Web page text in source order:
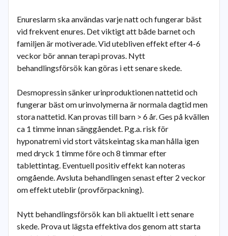
Enureslarm ska användas varje natt och fungerar bäst
vid frekvent enures. Det viktigt att både barnet och
familjen är motiverade. Vid utebliven effekt efter 4-6
veckor bör annan terapi provas. Nytt
behandlingsförsök kan göras i ett senare skede.
Desmopressin sänker urinproduktionen nattetid och
fungerar bäst om urinvolymerna är normala dagtid men
stora nattetid. Kan provas till barn > 6 år. Ges på kvällen
ca 1 timme innan sänggåendet. P.g.a. risk för
hyponatremi vid stort vätskeintag ska man hålla igen
med dryck 1 timme före och 8 timmar efter
tablettintag. Eventuell positiv effekt kan noteras
omgående. Avsluta behandlingen senast efter 2 veckor
om effekt uteblir (provförpackning).
Nytt behandlingsförsök kan bli aktuellt i ett senare
skede. Prova ut lägsta effektiva dos genom att starta